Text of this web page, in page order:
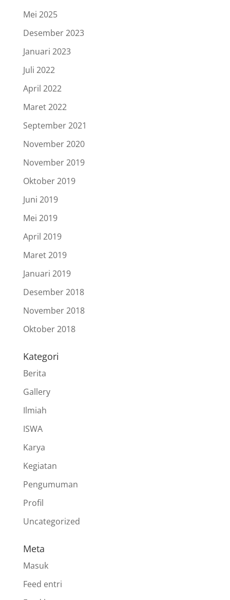
Mei 2025
Desember 2023
Januari 2023
Juli 2022
April 2022
Maret 2022
September 2021
November 2020
November 2019
Oktober 2019
Juni 2019
Mei 2019
April 2019
Maret 2019
Januari 2019
Desember 2018
November 2018
Oktober 2018
Kategori
Berita
Gallery
Ilmiah
ISWA
Karya
Kegiatan
Pengumuman
Profil
Uncategorized
Meta
Masuk
Feed entri